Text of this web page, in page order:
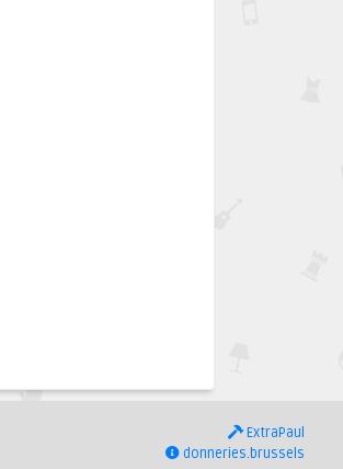
ExtraPaul
donneries.brussels